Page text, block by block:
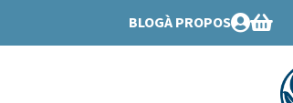
BLOGÀ PROPOS